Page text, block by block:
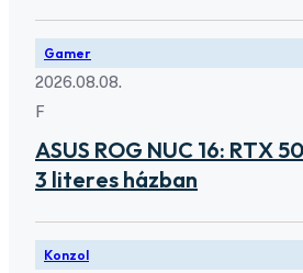
Gamer
2026.08.08.
F
ASUS ROG NUC 16: RTX
3 literes házban
Konzol